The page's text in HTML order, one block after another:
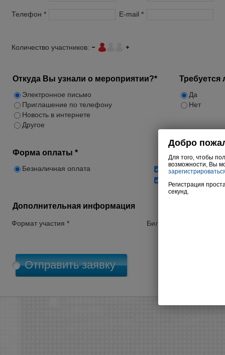
Телефон * E-mail *
Количество участников:
Откуда Вы узнали о мероприятии?*
Электронное письмо
Приглашение по телефону
Новость в интернете
Другое
Требуется
Да
Нет
Форма оплаты *
Безналичная оплата
Подписаться на
Согласен на
Дополнительная информация
Формат участия * Билет *